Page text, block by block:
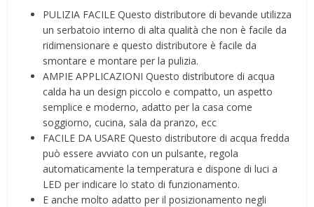
PULIZIA FACILE Questo distributore di bevande utilizza
un serbatoio interno di alta qualità che non è facile da
ridimensionare e questo distributore è facile da
smontare e montare per la pulizia.
AMPIE APPLICAZIONI Questo distributore di acqua
calda ha un design piccolo e compatto, un aspetto
semplice e moderno, adatto per la casa come
soggiorno, cucina, sala da pranzo, ecc
FACILE DA USARE Questo distributore di acqua fredda
può essere avviato con un pulsante, regola
automaticamente la temperatura e dispone di luci a
LED per indicare lo stato di funzionamento.
E anche molto adatto per il posizionamento negli